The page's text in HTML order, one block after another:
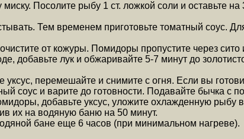
Посолите рыбу 1 ст. ложкой соли и оставьте
Тем временем приготовьте томатный соус.
от кожуры. Помидоры пропустите через
добавьте лук и обжаривайте 5-7 минут до
перемешайте и снимите с огня. Если вы
соус и варите до готовности. Подавайте бычка с
добавьте уксус, уложите охлажденную рыбу
их на водяную баню на 50 минут.
бане еще 6 часов (при минимальном нагреве).